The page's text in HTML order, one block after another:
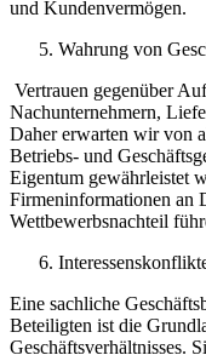
und Kundenvermögen.
Wahrung von
Vertrauen gegenüber
Nachunternehmern,
Daher erwarten wir von
Betriebs- und
Eigentum gewährleistet
Firmeninformationen an
Wettbewerbsnachteil
Eine sachliche
Beteiligten ist die
Geschäftsverhältnisses.